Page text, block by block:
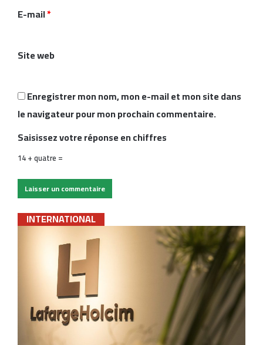
i
*
E-mail*
Site web
Enregistrer mon nom, mon e-mail et mon site dans
le navigateur pour mon prochain commentaire.
Saisissez votre réponse en chiffres
14 + quatre =
INTERNATIONAL